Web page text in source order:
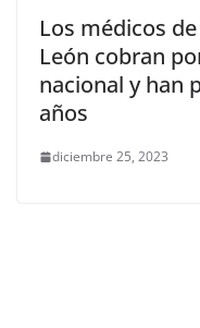
Los médicos
León cobran
nacional y han
años
diciembre 25, 2023